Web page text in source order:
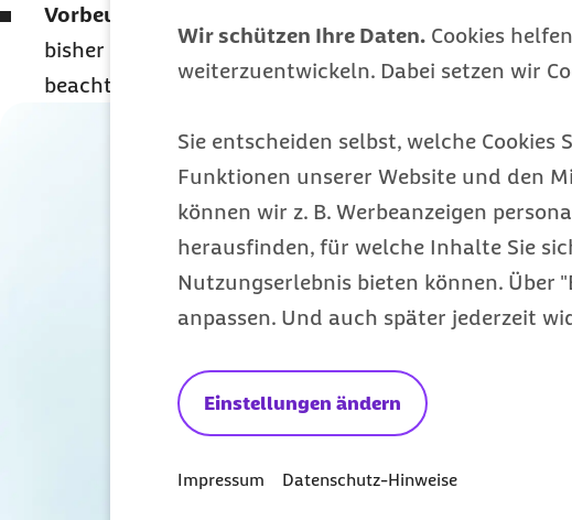
Wir schützen Ihre Daten. Cookies
weiterzuentwickeln. Dabei setzen wir
Sie entscheiden selbst, welche
Funktionen unserer Website und den
können wir z. B. Werbeanzeigen
herausfinden, für welche Inhalte Sie
Nutzungserlebnis bieten können.
anpassen. Und auch später jederzeit
Einstellungen ändern
Impressum Datenschutz-Hinweise
Vorbeugung:
bisher nicht. Sinnvoll ist es, die klassischen
beachten.